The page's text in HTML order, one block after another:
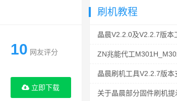
10 网友评分
立即下载
刷机教程
晶晨V2.2.0及V2.2.7版本工
ZN兆能代工
晶晨刷机工具V2.2.7版本支
关于晶晨部分固件刷机